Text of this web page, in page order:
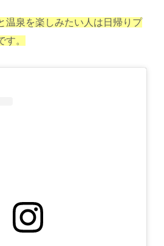
温泉を楽しみたい人は日帰りプ
す。